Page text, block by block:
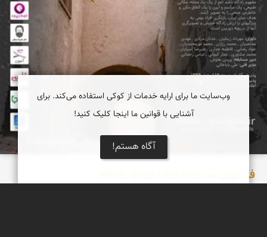
فراخوان مسابقه فیلم کوتاه زادگاه
وب‌سایت ما برای ارایه خدمات از کوکی استفاده می‌کند. برای
آشنایی با قوانین ما اینجا کلیک کنید!
آگاه هستم!